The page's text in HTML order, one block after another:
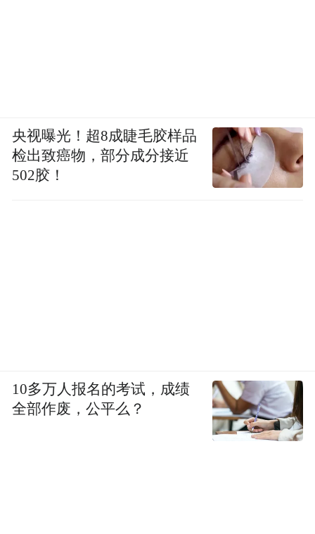
央视曝光！超8成睫毛胶样品
检出致癌物，部分成分接近
502胶！
10多万人报名的考试，成绩
全部作废，公平么？